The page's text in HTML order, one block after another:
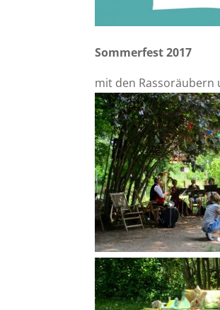
Sommerfest 2017
mit den Rassoräubern